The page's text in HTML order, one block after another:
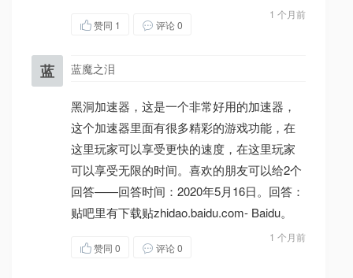
1 个月前
赞同 1 评论 0
蓝 蓝魔之泪
黑洞加速器，这是一个非常好用的加速器，
这个加速器里面有很多精彩的游戏功能，在
这里玩家可以享受更快的速度，在这里玩家
可以享受无限的时间。喜欢的朋友可以给2个
回答——回答时间：2020年5月16日。回答：
贴吧里有下载贴zhidao.baidu.com- Baidu。
1 个月前
赞同 0 评论 0